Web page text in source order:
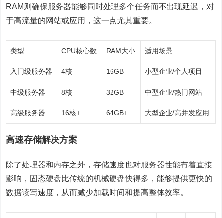
RAM则确保服务器能够同时处理多个任务而不出现延迟，对
于高流量的网站或应用，这一点尤其重要。
类型 CPU核心数 RAM大小 适用场景
入门级服务器 4核 16GB 小型企业/个人项目
中级服务器 8核 32GB 中型企业/热门网站
高级服务器 16核+ 64GB+ 大型企业/高并发应用
高速存储解决方案
除了处理器和内存之外，存储速度也对服务器性能有着直接
影响，固态硬盘比传统的机械硬盘快得多，能够提供更快的
数据读写速度，从而减少加载时间和提高整体效率。